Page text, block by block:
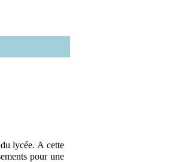
lycée. A cette
pour une